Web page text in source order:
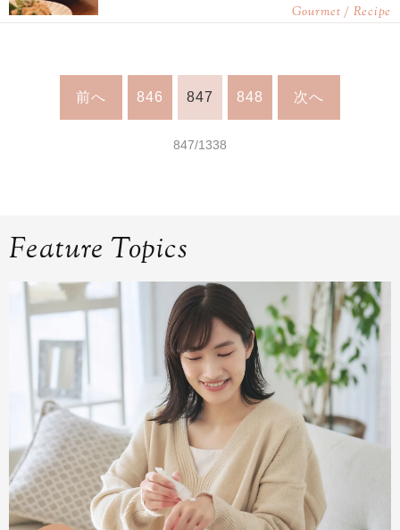
Gourmet / Recipe
前へ 846 847 848 次へ
847/1338
Feature Topics